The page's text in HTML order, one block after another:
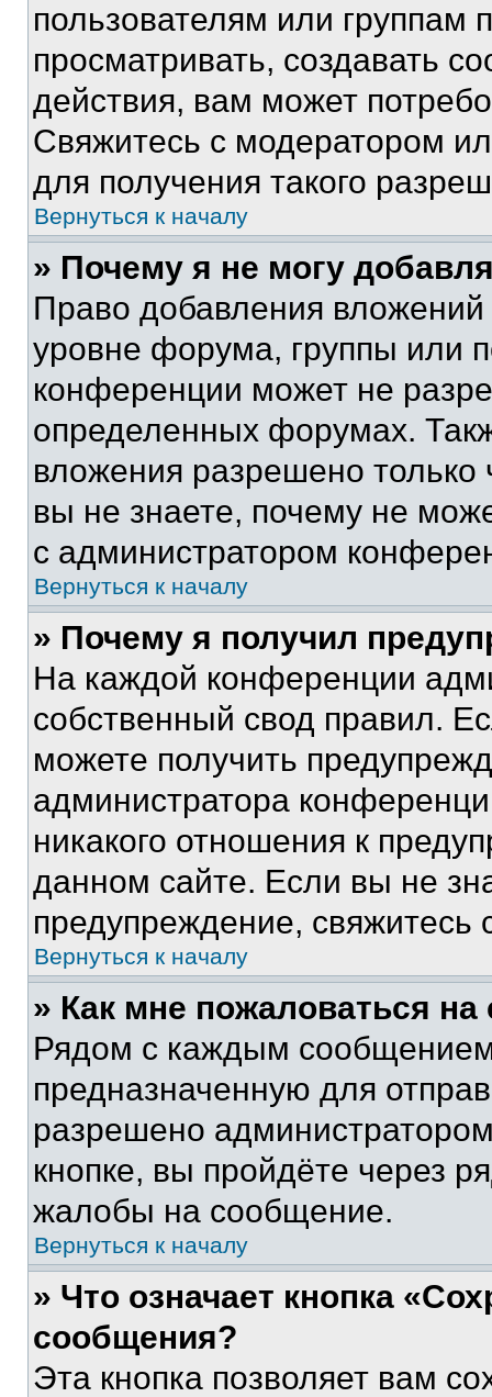
пользователям или группам
просматривать, создавать
действия, вам может
Свяжитесь с модератором
для получения такого
Вернуться к началу
» Почему я не могу
Право добавления
уровне форума, группы или
конференции может не
определенных форумах.
вложения разрешено
вы не знаете, почему не
с администратором
Вернуться к началу
» Почему я получил
На каждой конференции
собственный свод правил.
можете получить
администратора
никакого отношения к
данном сайте. Если вы не
предупреждение,
Вернуться к началу
» Как мне пожаловаться
Рядом с каждым сообщением
предназначенную для
разрешено
кнопке, вы пройдёте через
жалобы на сообщение.
Вернуться к началу
» Что означает кнопка
сообщения?
Эта кнопка позволяет вам